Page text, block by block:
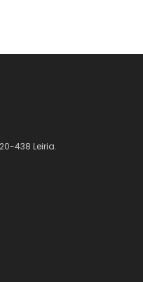
438 Leiria.